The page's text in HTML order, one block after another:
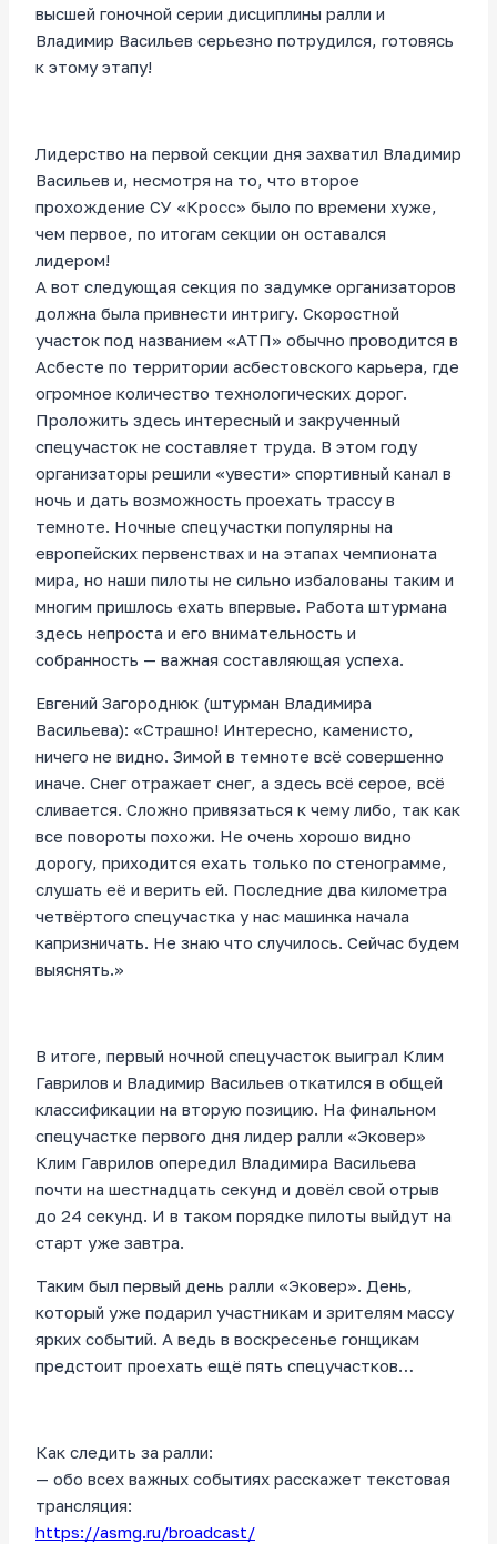
высшей гоночной серии дисциплины ралли и
Владимир Васильев серьезно потрудился, готовясь
к этому этапу!
Лидерство на первой секции дня захватил Владимир
Васильев и, несмотря на то, что второе
прохождение СУ «Кросс» было по времени хуже,
чем первое, по итогам секции он оставался
лидером!
А вот следующая секция по задумке организаторов
должна была привнести интригу. Скоростной
участок под названием «АТП» обычно проводится в
Асбесте по территории асбестовского карьера, где
огромное количество технологических дорог.
Проложить здесь интересный и закрученный
спецучасток не составляет труда. В этом году
организаторы решили «увести» спортивный канал в
ночь и дать возможность проехать трассу в
темноте. Ночные спецучастки популярны на
европейских первенствах и на этапах чемпионата
мира, но наши пилоты не сильно избалованы таким и
многим пришлось ехать впервые. Работа штурмана
здесь непроста и его внимательность и
собранность — важная составляющая успеха.
Евгений Загороднюк (штурман Владимира
Васильева): «Страшно! Интересно, каменисто,
ничего не видно. Зимой в темноте всё совершенно
иначе. Снег отражает снег, а здесь всё серое, всё
сливается. Сложно привязаться к чему либо, так как
все повороты похожи. Не очень хорошо видно
дорогу, приходится ехать только по стенограмме,
слушать её и верить ей. Последние два километра
четвёртого спецучастка у нас машинка начала
капризничать. Не знаю что случилось. Сейчас будем
выяснять.»
В итоге, первый ночной спецучасток выиграл Клим
Гаврилов и Владимир Васильев откатился в общей
классификации на вторую позицию. На финальном
спецучастке первого дня лидер ралли «Эковер»
Клим Гаврилов опередил Владимира Васильева
почти на шестнадцать секунд и довёл свой отрыв
до 24 секунд. И в таком порядке пилоты выйдут на
старт уже завтра.
Таким был первый день ралли «Эковер». День,
который уже подарил участникам и зрителям массу
ярких событий. А ведь в воскресенье гонщикам
предстоит проехать ещё пять спецучастков…
Как следить за ралли:
— обо всех важных событиях расскажет текстовая
трансляция:
https://asmg.ru/broadcast/